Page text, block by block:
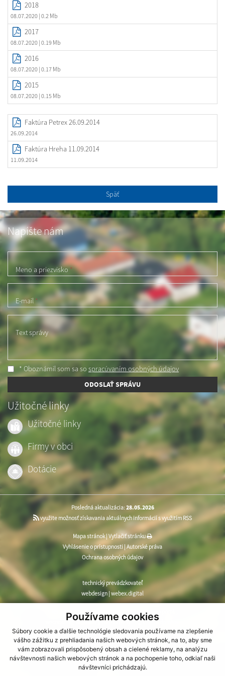
Používame cookies
Súbory cookie a ďalšie technológie sledovania používame na zlepšenie
vášho zážitku z prehliadania našich webových stránok, na to, aby sme
vám zobrazovali prispôsobený obsah a cielené reklamy, na analýzu
návštevnosti našich webových stránok a na pochopenie toho, odkiaľ naši
návštevníci prichádzajú.
2018
08.07.2020 | 0.2 Mb
2017
08.07.2020 | 0.19 Mb
2016
08.07.2020 | 0.17 Mb
2015
08.07.2020 | 0.15 Mb
Faktúra Petrex 26.09.2014
26.09.2014
Faktúra Hreha 11.09.2014
11.09.2014
Späť
Napíšte nám
Meno a priezvisko*
E-mail *
Text správy
* Oboznámil som sa so spracúvaním osobných údajov
ODOSLAŤ SPRÁVU
Užitočné linky
Užitočné linky
Firmy v obci
Dotácie
Posledná aktualizácia: 28.05.2026
využite možnosť získavania aktuálnych informácií s využitím RSS
Mapa stránok|Vytlačiť stránku
Vyhlásenie o prístupnosti | Autorské práva
Ochrana osobných údajov
technický prevádzkovateľ
webdesign | webex.digital
CMS systém (redakčný) systém ECHELON 2
webhosting ,webex.digital, domény,registrácia domény
spoločnosť webex.digital